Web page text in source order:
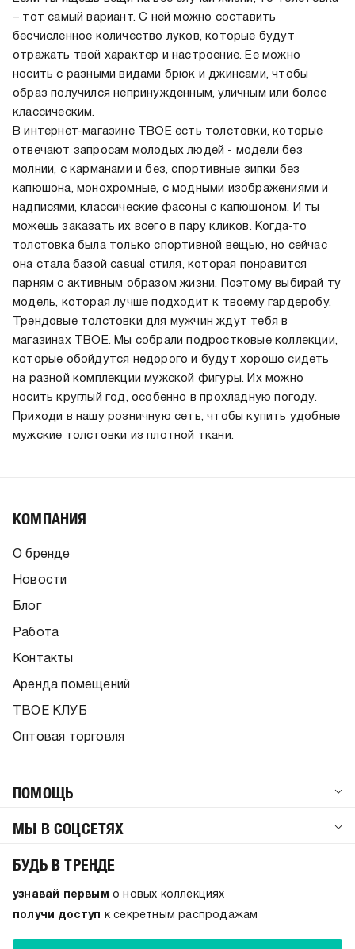
– тот самый вариант. С ней можно составить
бесчисленное количество луков, которые будут
отражать твой характер и настроение. Ее можно
носить с разными видами брюк и джинсами, чтобы
образ получился непринужденным, уличным или более
классическим.
В интернет-магазине ТВОЕ есть толстовки, которые
отвечают запросам молодых людей - модели без
молнии, с карманами и без, спортивные зипки без
капюшона, монохромные, с модными изображениями и
надписями, классические фасоны с капюшоном. И ты
можешь заказать их всего в пару кликов. Когда-то
толстовка была только спортивной вещью, но сейчас
она стала базой casual стиля, которая понравится
парням с активным образом жизни. Поэтому выбирай ту
модель, которая лучше подходит к твоему гардеробу.
Трендовые толстовки для мужчин ждут тебя в
магазинах ТВОЕ. Мы собрали подростковые коллекции,
которые обойдутся недорого и будут хорошо сидеть
на разной комплекции мужской фигуры. Их можно
носить круглый год, особенно в прохладную погоду.
Приходи в нашу розничную сеть, чтобы купить удобные
мужские толстовки из плотной ткани.
КОМПАНИЯ
О бренде
Новости
Блог
Работа
Контакты
Аренда помещений
ТВОЕ КЛУБ
Оптовая торговля
ПОМОЩЬ
МЫ В СОЦСЕТЯХ
БУДЬ В ТРЕНДЕ
узнавай первым о новых коллекциях
получи доступ к секретным распродажам